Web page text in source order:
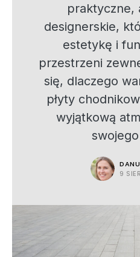
praktyczne,
designerskie,
estetykę i
przestrzeni
się, dlaczego
płyty
wyjątkową
9